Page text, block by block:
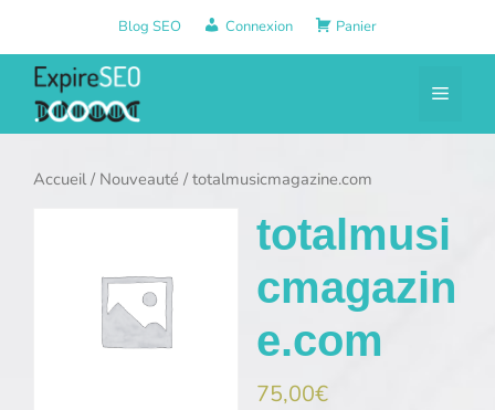
contenu
Blog SEO Connexion Panier
Menu
Accueil/ Nouveauté / totalmusicmagazine.com
totalmusi
cmagazin
e.com
75,00€